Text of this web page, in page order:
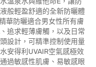
般輕盈舒適的全新防曬體
華防曬適合男女性所有膚
追求輕薄膚觸，以及日常
設計，可精準控制使用量
安得利UVAIR空氣感極效
過敏感性肌膚、易敏感眼